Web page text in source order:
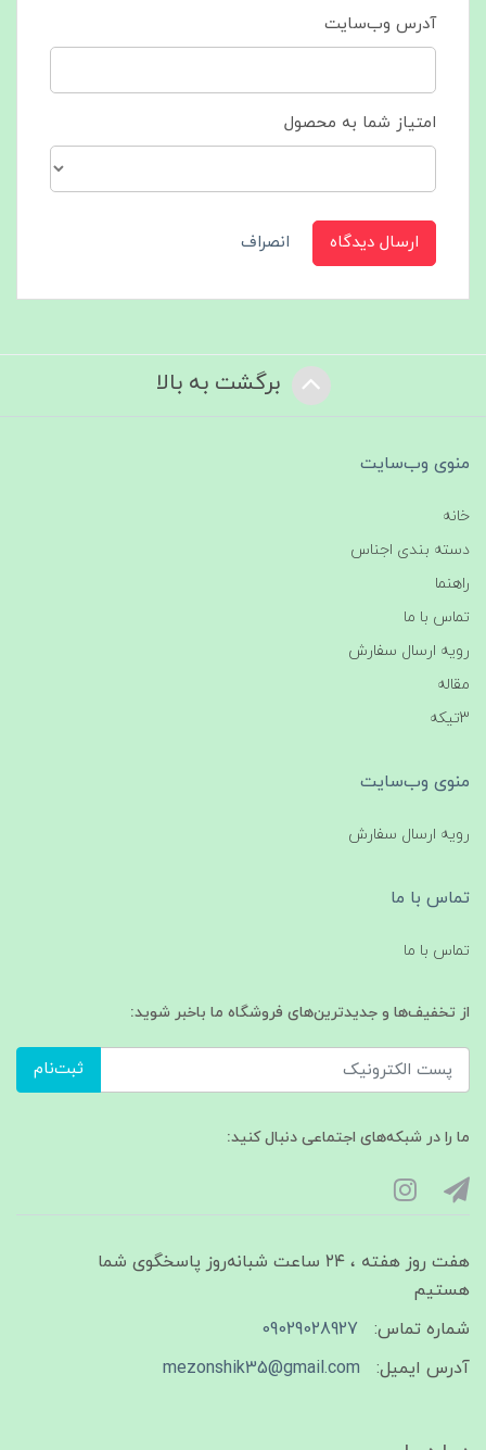
آدرس وب‌سایت
امتیاز شما به محصول
ارسال دیدگاه انصراف
برگشت به بالا
منوی وب‌سایت
خانه
دسته بندی اجناس
راهنما
تماس با ما
رویه ارسال سفارش
مقاله
3تیکه
منوی وب‌سایت
رویه ارسال سفارش
تماس با ما
تماس با ما
از تخفیف‌ها و جدیدترین‌های فروشگاه ما باخبر شوید:
ثبت‌نام
ما را در شبکه‌های اجتماعی دنبال کنید:
هفت روز هفته ، ۲۴ ساعت شبانه‌روز پاسخگوی شما
هستیم
شماره تماس:
09029028927
آدرس ایمیل:
mezonshik35@gmail.com